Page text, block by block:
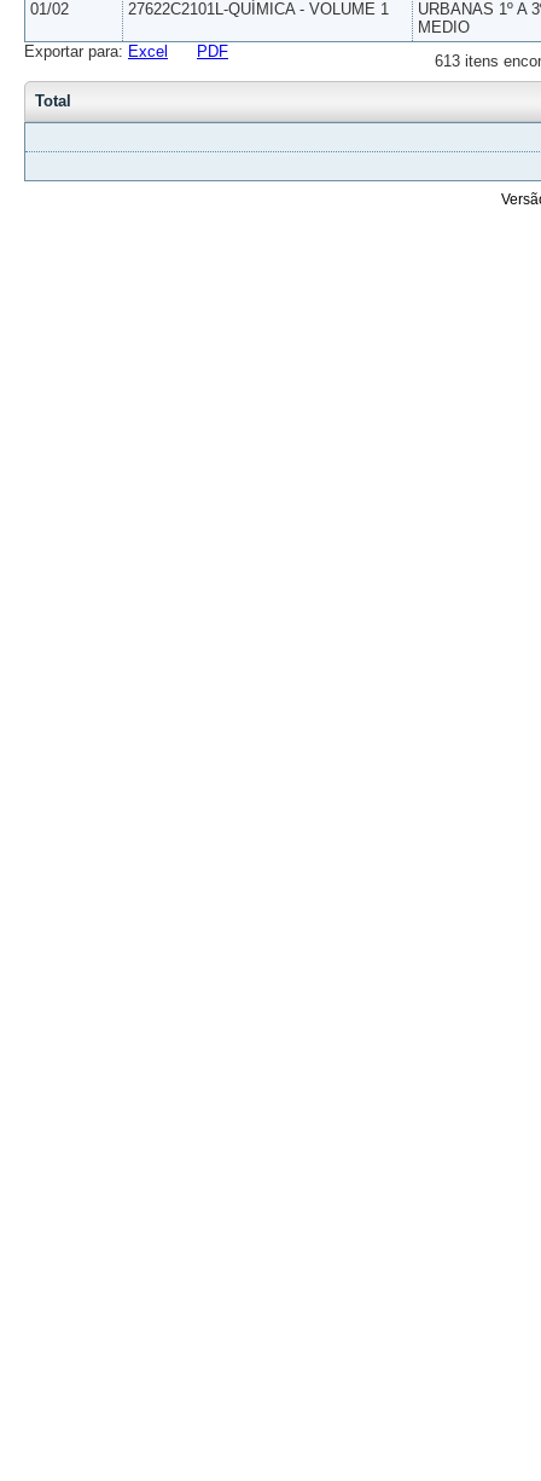
01/02 27622C2101L-QUÍMICA - VOLUME 1
URBANAS 1º A
MEDIO
613 itens
Exportar para: Excel PDF
Total